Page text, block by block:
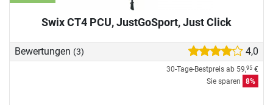
Swix CT4 PCU, JustGoSport, Just Click
Bewertungen (3) 4,0
30-Tage-Bestpreis ab 59,95 €
Sie sparen
8%